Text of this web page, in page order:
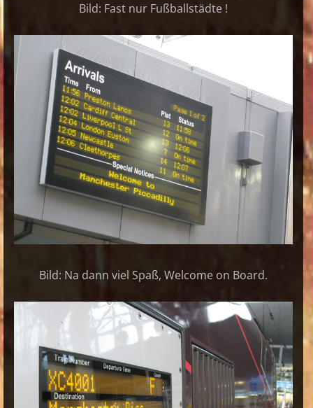
Bild: Fast nur Fußballstädte !
Bild: Na dann viel Spaß, Welcome on Board.